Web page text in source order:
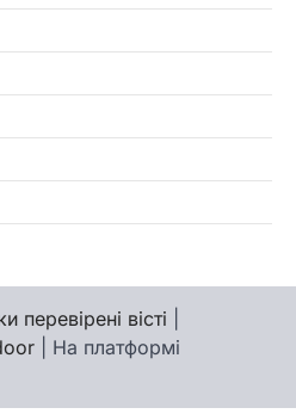
перевірені вісті
| На платформі